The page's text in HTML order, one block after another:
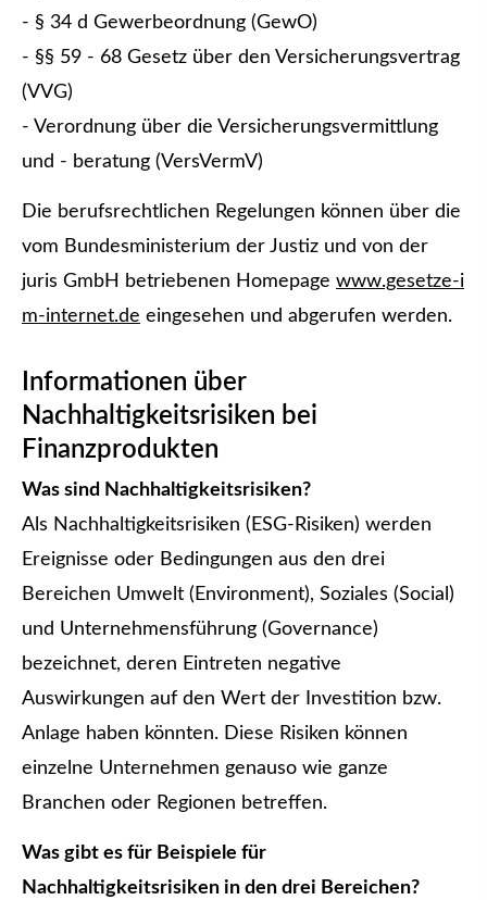
- § 34 d Gewerbeordnung (GewO)
- §§ 59 - 68 Gesetz über den Versicherungsvertrag
(VVG)
- Verordnung über die Versicherungsvermittlung
und - beratung (VersVermV)
Die berufsrechtlichen Regelungen können über die
vom Bundesministerium der Justiz und von der
juris GmbH betriebenen Homepage www.gesetze-i
m-internet.de eingesehen und abgerufen werden.
Informationen über
Nachhaltigkeitsrisiken bei
Finanzprodukten
Was sind Nachhaltigkeitsrisiken?
Als Nachhaltigkeitsrisiken (ESG-Risiken) werden
Ereignisse oder Bedingungen aus den drei
Bereichen Umwelt (Environment), Soziales (Social)
und Unternehmensführung (Governance)
bezeichnet, deren Eintreten negative
Auswirkungen auf den Wert der Investition bzw.
Anlage haben könnten. Diese Risiken können
einzelne Unternehmen genauso wie ganze
Branchen oder Regionen betreffen.
Was gibt es für Beispiele für
Nachhaltigkeitsrisiken in den drei Bereichen?